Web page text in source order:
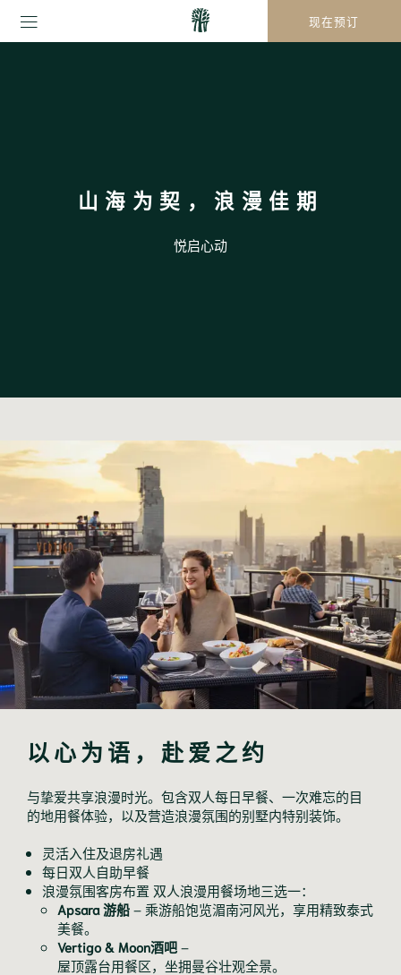
现在预订
山海为契，浪漫佳期
悦启心动
以心为语，赴爱之约
与挚爱共享浪漫时光。包含双人每日早餐、一次难忘的目
的地用餐体验，以及营造浪漫氛围的别墅内特别装饰。
灵活入住及退房礼遇
每日双人自助早餐
浪漫氛围客房布置 双人浪漫用餐场地三选一：
Apsara 游船 – 乘游船饱览湄南河风光，享用精致泰式
美餐。
Vertigo & Moon酒吧 –
屋顶露台用餐区，坐拥曼谷壮观全景。